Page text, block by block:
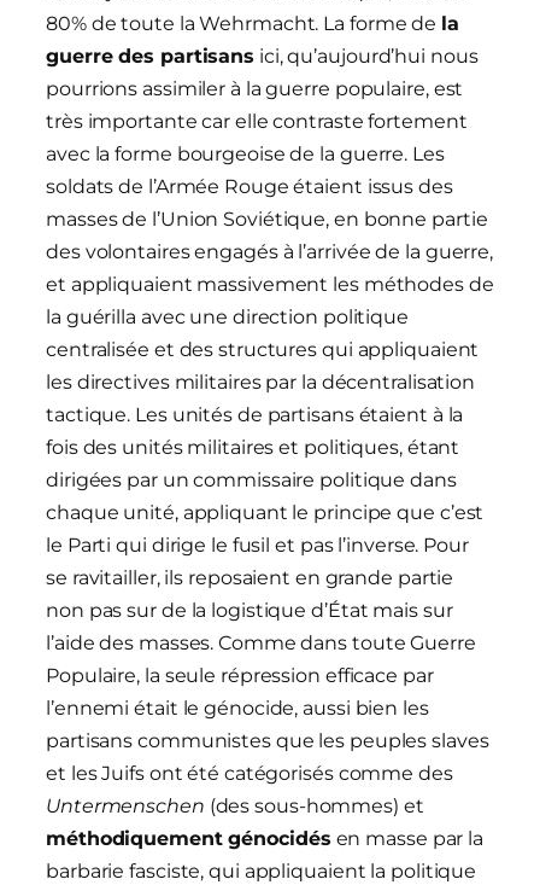
80% de toute la Wehrmacht. La forme de la
guerre des partisans ici, qu’aujourd’hui nous
pourrions assimiler à la guerre populaire, est
très importante car elle contraste fortement
avec la forme bourgeoise de la guerre. Les
soldats de l’Armée Rouge étaient issus des
masses de l’Union Soviétique, en bonne partie
des volontaires engagés à l’arrivée de la guerre,
et appliquaient massivement les méthodes de
la guérilla avec une direction politique
centralisée et des structures qui appliquaient
les directives militaires par la décentralisation
tactique. Les unités de partisans étaient à la
fois des unités militaires et politiques, étant
dirigées par un commissaire politique dans
chaque unité, appliquant le principe que c’est
le Parti qui dirige le fusil et pas l’inverse. Pour
se ravitailler, ils reposaient en grande partie
non pas sur de la logistique d’État mais sur
l’aide des masses. Comme dans toute Guerre
Populaire, la seule répression efficace par
l’ennemi était le génocide, aussi bien les
partisans communistes que les peuples slaves
et les Juifs ont été catégorisés comme des
Untermenschen (des sous-hommes) et
méthodiquement génocidés en masse par la
barbarie fasciste, qui appliquaient la politique